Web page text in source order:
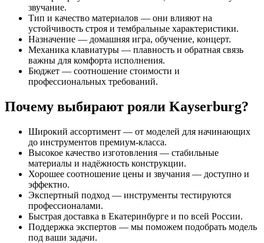
звучание.
Тип и качество материалов — они влияют на
устойчивость строя и тембральные характеристики.
Назначение — домашняя игра, обучение, концерт.
Механика клавиатуры — плавность и обратная связь
важны для комфорта исполнения.
Бюджет — соотношение стоимости и
профессиональных требований.
Почему выбирают рояли Kayserburg?
Широкий ассортимент — от моделей для начинающих
до инструментов премиум-класса.
Высокое качество изготовления — стабильные
материалы и надёжность конструкции.
Хорошее соотношение цены и звучания — доступно и
эффектно.
Экспертный подход — инструменты тестируются
профессионалами.
Быстрая доставка в Екатеринбурге и по всей России.
Поддержка экспертов — мы поможем подобрать модель
под ваши задачи.